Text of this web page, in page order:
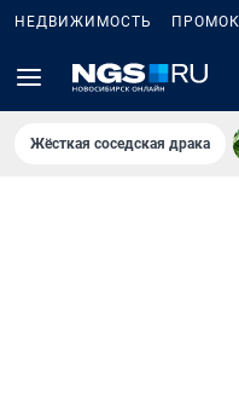
НЕДВИЖИМОСТЬ
Жёсткая соседская драка